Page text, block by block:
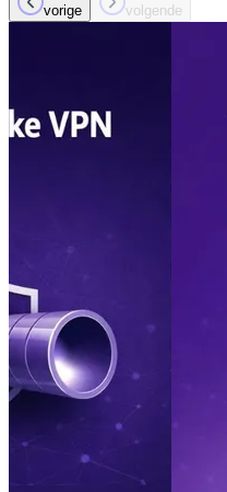
vorige volgende